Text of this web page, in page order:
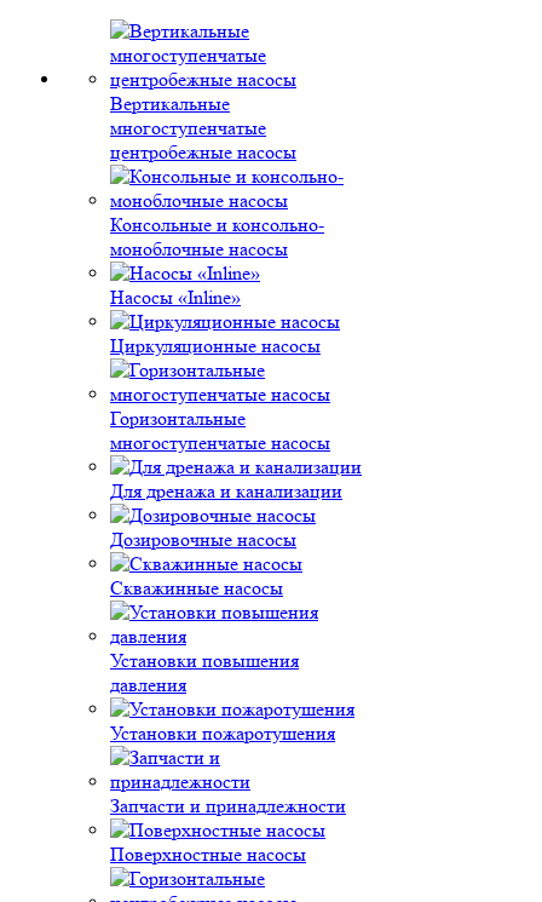
Вертикальные
многоступенчатые
центробежные насосы
Консольные и консольно-
моноблочные насосы
Насосы «Inline»
Циркуляционные насосы
Горизонтальные
многоступенчатые насосы
Для дренажа и канализации
Дозировочные насосы
Скважинные насосы
Установки повышения
давления
Установки пожаротушения
Запчасти и принадлежности
Поверхностные насосы